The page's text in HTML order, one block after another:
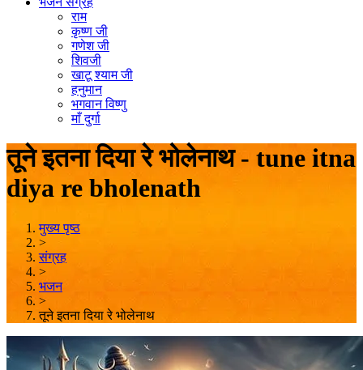
राम
कृष्ण जी
गणेश जी
शिवजी
खाटू श्याम जी
हनुमान
भगवान विष्णु
माँ दुर्गा
तूने इतना दिया रे भोलेनाथ - tune itna
diya re bholenath
मुख्य पृष्ठ
>
संग्रह
>
भजन
>
तूने इतना दिया रे भोलेनाथ